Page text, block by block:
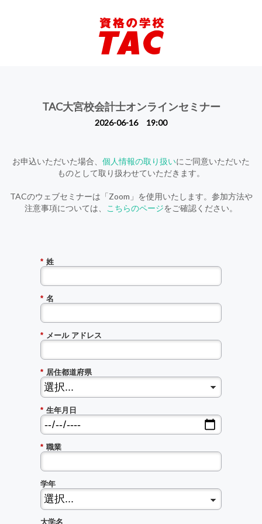
TAC大宮校会計士オンラインセミナー
2026-06-16 19:00
お申込いただいた場合、 個人情報の取り扱いにご同意いただいた
ものとして取り扱わせていただきます。
TACのウェブセミナーは「Zoom」を使用いたします。参加方法や
注意事項については、
こちらのページをご確認ください。
* 姓
* 名
* メール アドレス
* 居住都道府県
* 生年月日
* 職業
学年
大学名